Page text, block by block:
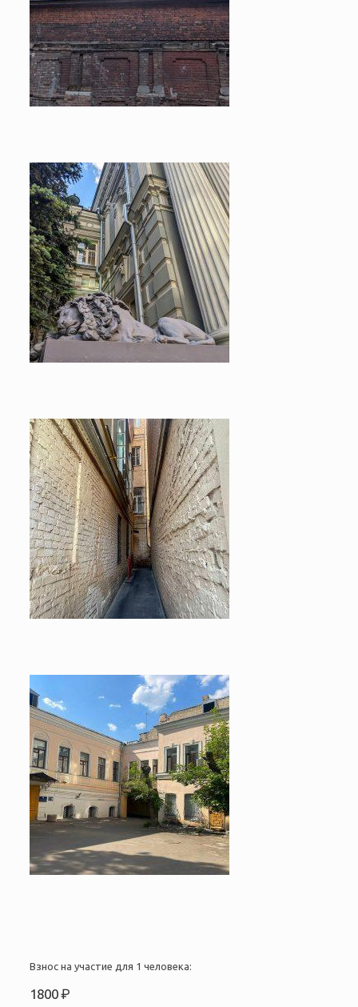
Взнос на участие для 1 человека:
1800 ₽